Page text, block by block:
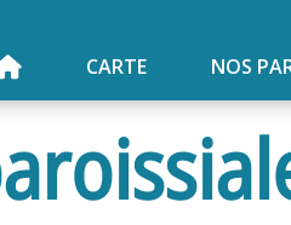
CARTE NOS